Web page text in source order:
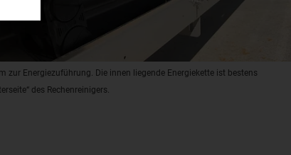
zur Energiezuführung. Die innen liegende Energiekette ist bestens
des Rechenreinigers.